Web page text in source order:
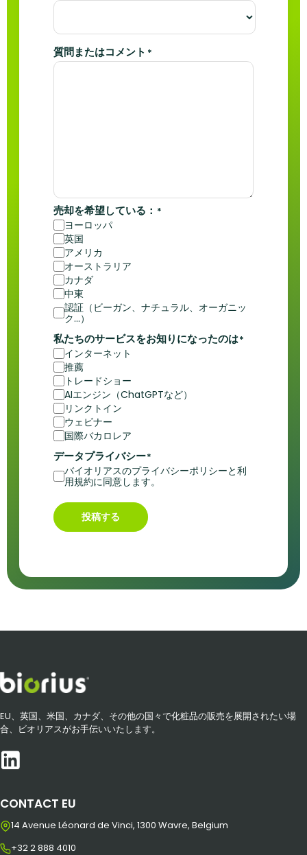
質問またはコメント *
売却を希望している： *
ヨーロッパ
英国
アメリカ
オーストラリア
カナダ
中東
認証（ビーガン、ナチュラル、オーガニッ
ク...）
私たちのサービスをお知りになったのは*
インターネット
推薦
トレードショー
AIエンジン（ChatGPTなど）
リンクトイン
ウェビナー
国際バカロレア
データプライバシー*
バイオリアスのプライバシーポリシーと利
用規約に同意します。
投稿する
EU、英国、米国、カナダ、その他の国々で化粧品の販売を展開されたい場
合、ビオリアスがお手伝いいたします。
CONTACT EU
14 Avenue Léonard de Vinci, 1300 Wavre, Belgium
+32 2 888 4010